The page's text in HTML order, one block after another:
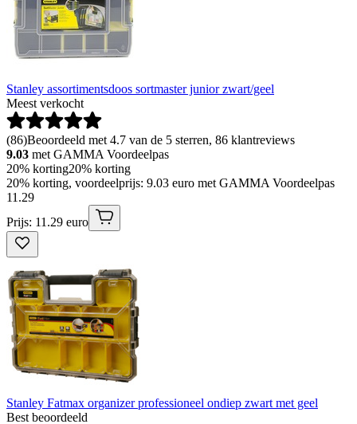
Stanley assortimentsdoos sortmaster junior zwart/geel
Meest verkocht
(86)Beoordeeld met 4.7 van de 5 sterren, 86 klantreviews
9.03 met GAMMA Voordeelpas
20% korting20% korting
20% korting, voordeelprijs: 9.03 euro met GAMMA Voordeelpas
11.29
Prijs: 11.29 euro
Stanley Fatmax organizer professioneel ondiep zwart met geel
Best beoordeeld